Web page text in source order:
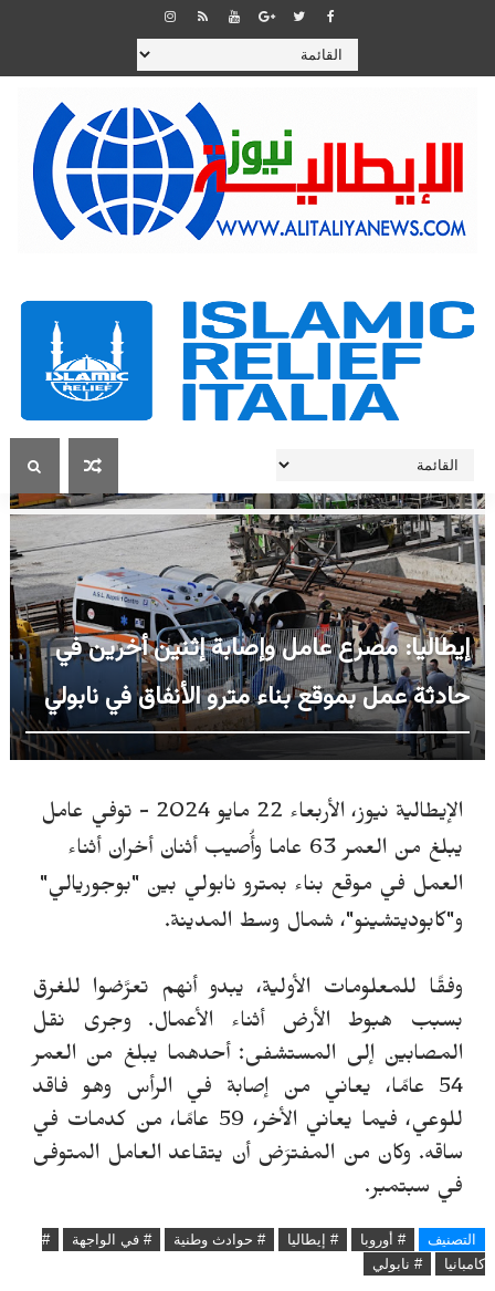
إيطاليا: مصرع عامل وإصابة إثنين أخرين في
حادثة عمل بموقع بناء مترو الأنفاق في نابولي
الإيطالية نيوز، الأربعاء 22 مايو 2024 -
توفي عامل
يبلغ من العمر 63 عاما وأُصيب أثنان أخران أثناء
العمل في موقع بناء بمترو نابولي بين "بوجوريالي"
و"كابوديتشينو"، شمال وسط المدينة.
وفقًا للمعلومات الأولية، يبدو أنهم تعرَّضوا للغرق
بسبب هبوط الأرض أثناء الأعمال. وجرى نقل
المصابين إلى المستشفى: أحدهما يبلغ من العمر
54 عامًا، يعاني من إصابة في الرأس وهو فاقد
للوعي، فيما يعاني الأخر، 59 عامًا، من كدمات في
ساقه. وكان من المفترَض أن يتقاعد العامل المتوفى
في سبتمبر.
التصنيف # أوروبا # إيطاليا # حوادث وطنية # في الواجهة
#
كامبانيا
# نابولي